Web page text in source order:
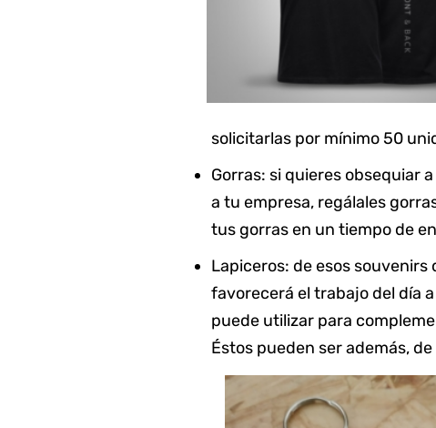
solicitarlas por mínimo 50
Gorras: si quieres obsequiar
a tu empresa, regálales
tus gorras en un tiempo de
Lapiceros: de esos
favorecerá el trabajo del día
puede utilizar para
Éstos pueden ser además,